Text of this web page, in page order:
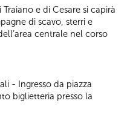
e di Cesare si capirà
di scavo, sterri e
centrale nel corso
- Ingresso da piazza
biglietteria presso la